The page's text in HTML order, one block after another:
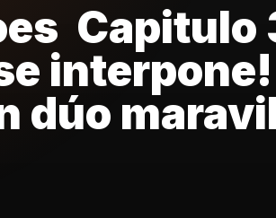
Capitulo
interpone!
dúo